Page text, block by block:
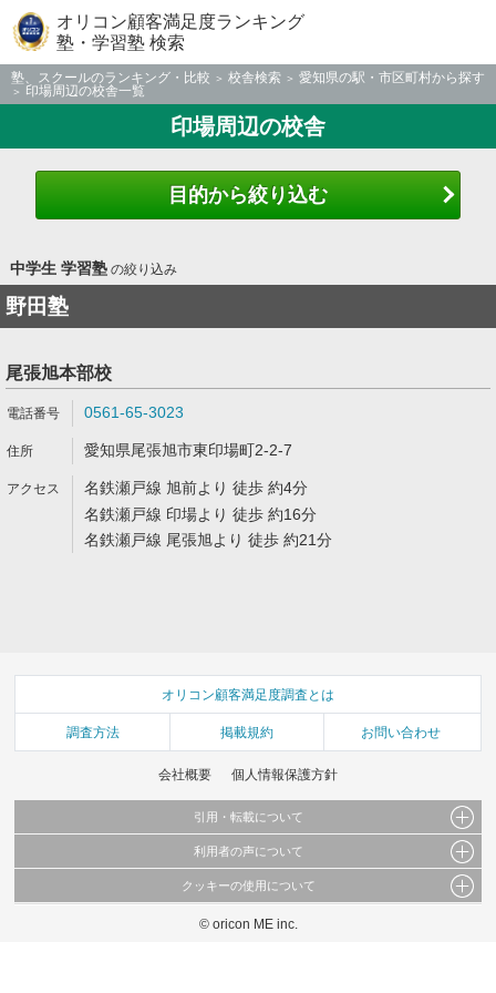
オリコン顧客満足度ランキング
塾・学習塾 検索
塾、スクールのランキング・比較 校舎検索
愛知県の駅・市区町村から探す
印場周辺の校舎一覧
印場周辺の校舎
目的から絞り込む
中学生 学習塾の絞り込み
野田塾
尾張旭本部校
0561-65-3023
愛知県尾張旭市東印場町2-2-7
名鉄瀬戸線 旭前より 徒歩 約4分
名鉄瀬戸線 印場より 徒歩 約16分
名鉄瀬戸線 尾張旭より 徒歩 約21分
オリコン顧客満足度調査とは
調査方法 掲載規約 お問い合わせ
会社概要 個人情報保護方針
引用・転載について
当サイトで公開されている情報（文字、写真、イラスト、画像データ等）及びこれらの配
これらの情報を権利者の許可なく無断転載・複製などの二次利用を行うことは固く禁じて
利用者の声について
当サイトに掲載している内容はすべてサービスの利用者が提出された見解・感想です。
弊社の見解・ 意見ではないことをご理解いただいた上でご覧ください。
クッキーの使用について
このサイトでは Cookie を使用して、ユーザーに合わせたコンテンツや広告の表示、ソー
© oricon ME inc.